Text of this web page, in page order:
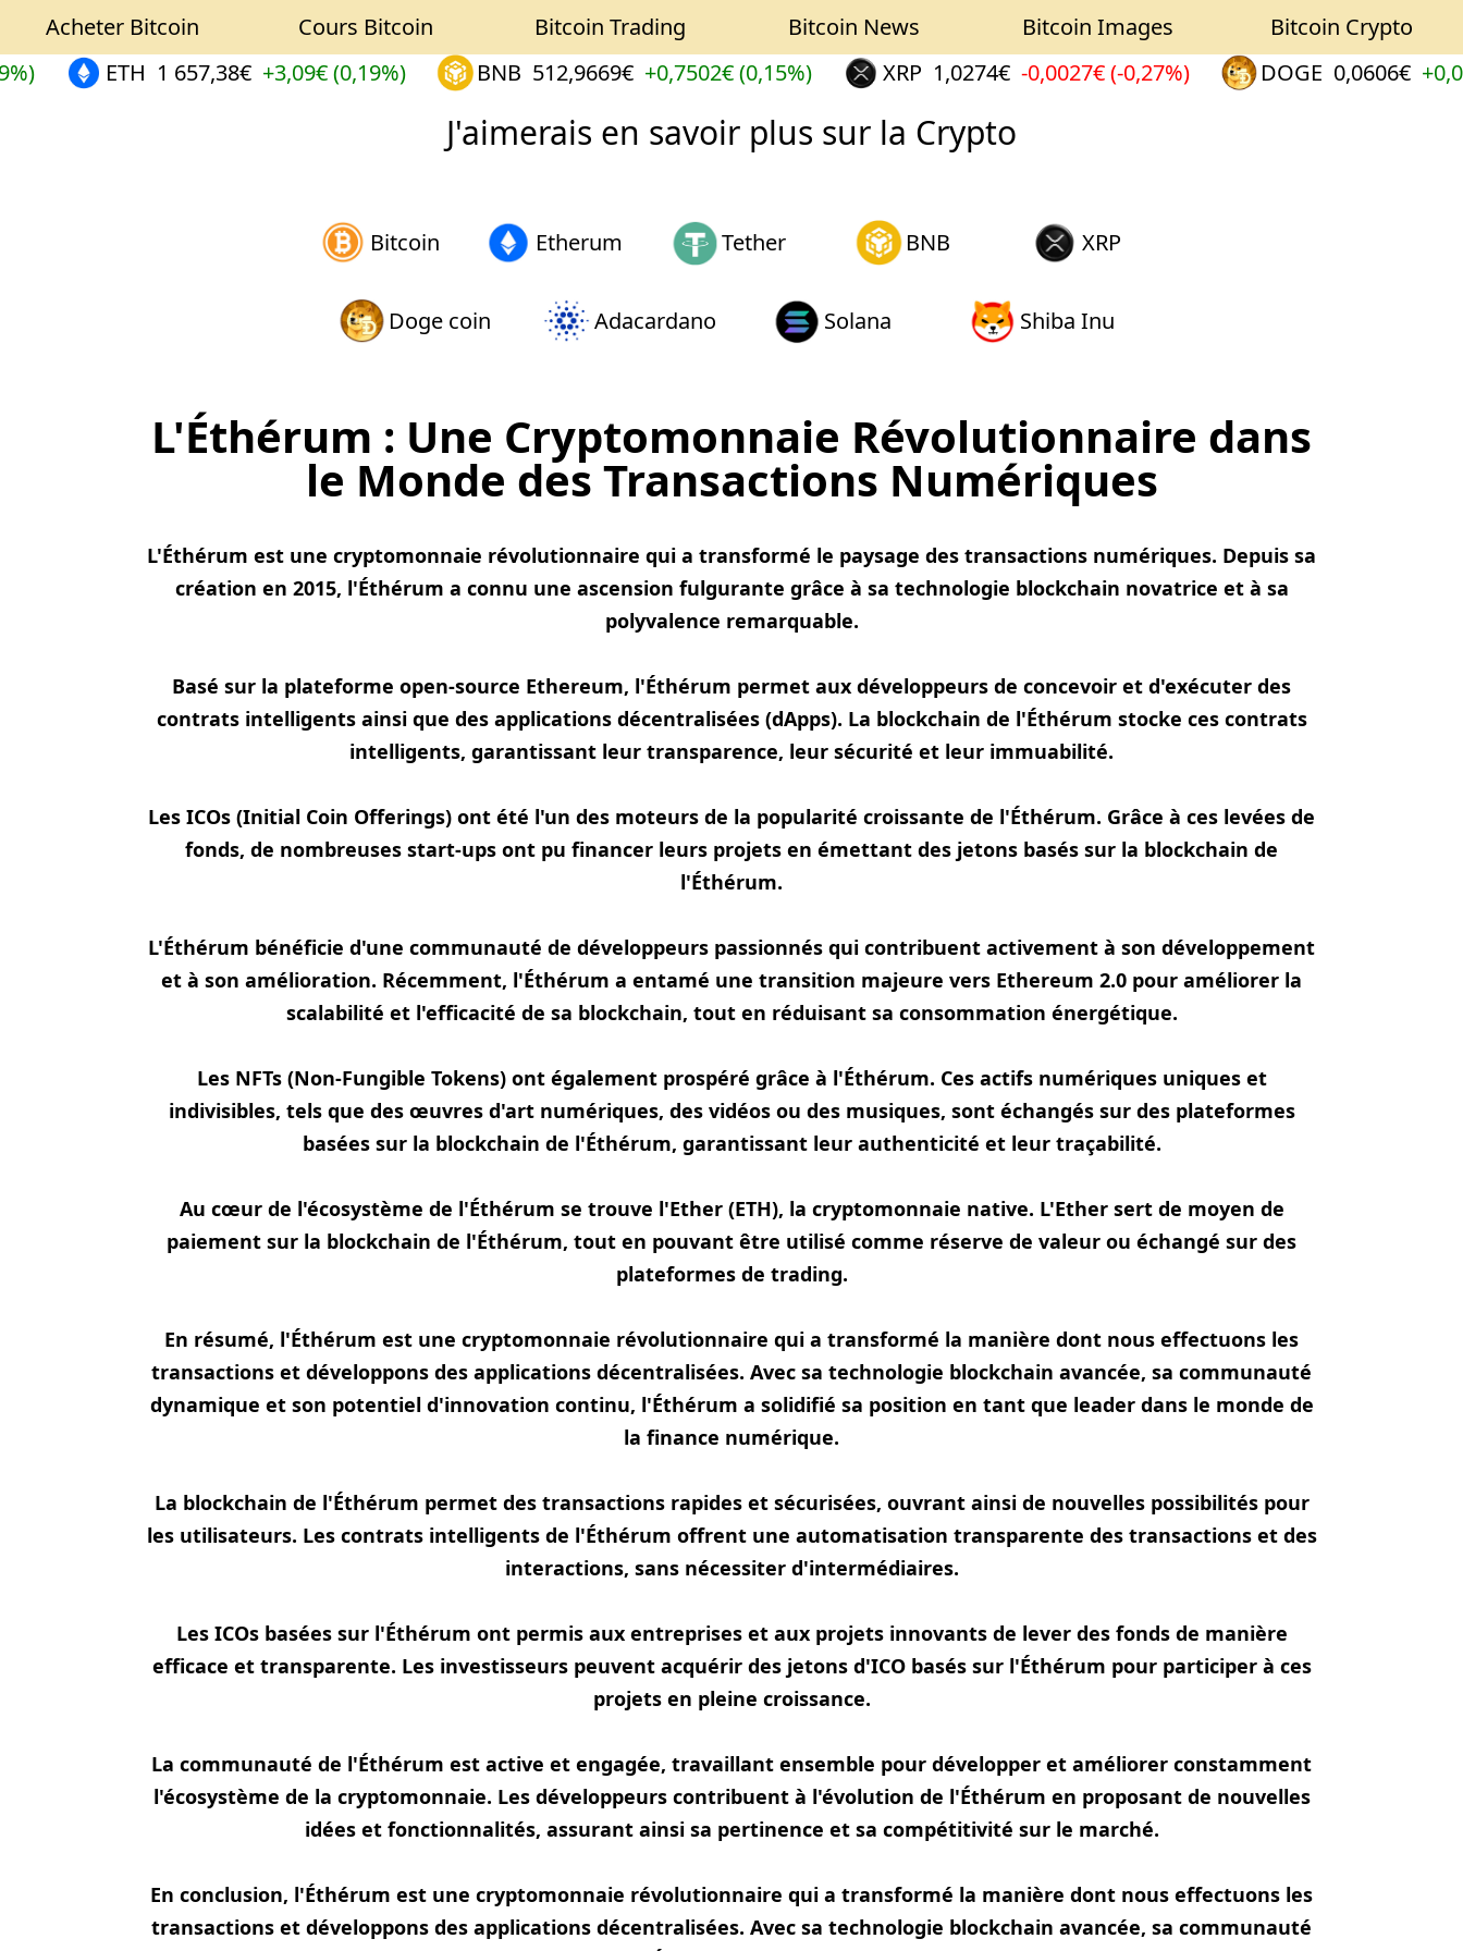
Acheter Bitcoin Cours Bitcoin Bitcoin Trading Bitcoin News Bitcoin Images
Bitcoin Crypto
ETH 1 657,38€ +3,09€ (0,19%) BNB 512,9669€ +0,7502€ (0,15%) XRP 1,0274€ -0,0027€ (-0,27%) DOGE 0,0606€
J'aimerais en savoir plus sur la Crypto
Bitcoin Etherum Tether BNB XRP
Doge coin Adacardano Solana Shiba Inu
L'Éthérum : Une Cryptomonnaie Révolutionnaire dans
le Monde des Transactions Numériques
L'Éthérum est une cryptomonnaie révolutionnaire qui a transformé le paysage des transactions numériques. Depuis sa
création en 2015, l'Éthérum a connu une ascension fulgurante grâce à sa technologie blockchain novatrice et à sa
polyvalence remarquable.
Basé sur la plateforme open-source Ethereum, l'Éthérum permet aux développeurs de concevoir et d'exécuter des
contrats intelligents ainsi que des applications décentralisées (dApps). La blockchain de l'Éthérum stocke ces contrats
intelligents, garantissant leur transparence, leur sécurité et leur immuabilité.
Les ICOs (Initial Coin Offerings) ont été l'un des moteurs de la popularité croissante de l'Éthérum. Grâce à ces levées de
fonds, de nombreuses start-ups ont pu financer leurs projets en émettant des jetons basés sur la blockchain de
l'Éthérum.
L'Éthérum bénéficie d'une communauté de développeurs passionnés qui contribuent activement à son développement
et à son amélioration. Récemment, l'Éthérum a entamé une transition majeure vers Ethereum 2.0 pour améliorer la
scalabilité et l'efficacité de sa blockchain, tout en réduisant sa consommation énergétique.
Les NFTs (Non-Fungible Tokens) ont également prospéré grâce à l'Éthérum. Ces actifs numériques uniques et
indivisibles, tels que des œuvres d'art numériques, des vidéos ou des musiques, sont échangés sur des plateformes
basées sur la blockchain de l'Éthérum, garantissant leur authenticité et leur traçabilité.
Au cœur de l'écosystème de l'Éthérum se trouve l'Ether (ETH), la cryptomonnaie native. L'Ether sert de moyen de
paiement sur la blockchain de l'Éthérum, tout en pouvant être utilisé comme réserve de valeur ou échangé sur des
plateformes de trading.
En résumé, l'Éthérum est une cryptomonnaie révolutionnaire qui a transformé la manière dont nous effectuons les
transactions et développons des applications décentralisées. Avec sa technologie blockchain avancée, sa communauté
dynamique et son potentiel d'innovation continu, l'Éthérum a solidifié sa position en tant que leader dans le monde de
la finance numérique.
La blockchain de l'Éthérum permet des transactions rapides et sécurisées, ouvrant ainsi de nouvelles possibilités pour
les utilisateurs. Les contrats intelligents de l'Éthérum offrent une automatisation transparente des transactions et des
interactions, sans nécessiter d'intermédiaires.
Les ICOs basées sur l'Éthérum ont permis aux entreprises et aux projets innovants de lever des fonds de manière
efficace et transparente. Les investisseurs peuvent acquérir des jetons d'ICO basés sur l'Éthérum pour participer à ces
projets en pleine croissance.
La communauté de l'Éthérum est active et engagée, travaillant ensemble pour développer et améliorer constamment
l'écosystème de la cryptomonnaie. Les développeurs contribuent à l'évolution de l'Éthérum en proposant de nouvelles
idées et fonctionnalités, assurant ainsi sa pertinence et sa compétitivité sur le marché.
En conclusion, l'Éthérum est une cryptomonnaie révolutionnaire qui a transformé la manière dont nous effectuons les
transactions et développons des applications décentralisées. Avec sa technologie blockchain avancée, sa communauté